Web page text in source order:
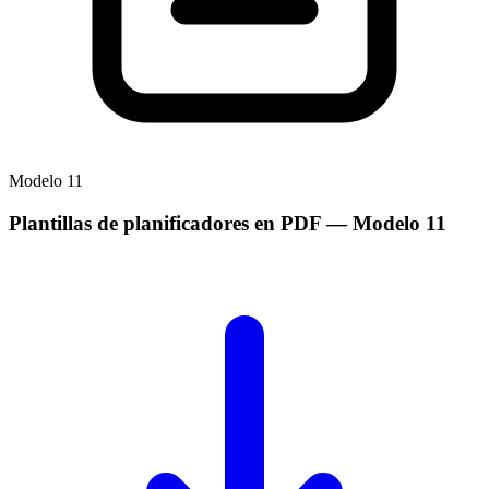
Modelo 11
Plantillas de planificadores en PDF— Modelo 11